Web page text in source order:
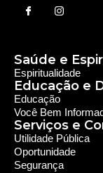
Saúde e
Espiritualidade
Educação e
Educação
Você Bem
Serviços e
Utilidade Pública
Oportunidade
Segurança